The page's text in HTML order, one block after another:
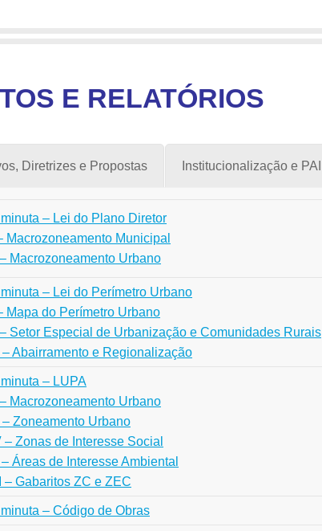
E RELATÓRIOS
Diretrizes e Propostas Institucionalização e PAI
– Lei do Plano Diretor
Macrozoneamento Municipal
Macrozoneamento Urbano
– Lei do Perímetro Urbano
Mapa do Perímetro Urbano
Setor Especial de Urbanização e Comunidades Rurais
– Abairramento e Regionalização
– LUPA
Macrozoneamento Urbano
– Zoneamento Urbano
– Zonas de Interesse Social
Áreas de Interesse Ambiental
– Gabaritos ZC e ZEC
– Código de Obras